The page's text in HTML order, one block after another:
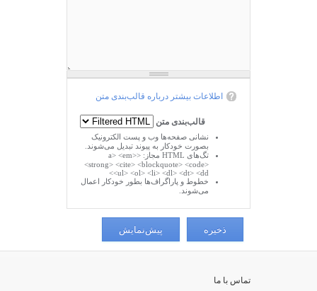
اطلاعات بیشتر درباره قالب‌بندی متن
قالب‌بندی متن
نشانی صفحه‌ها وب و پست الکترونیک
بصورت خودکار به پیوند تبدیل می‌شوند.
تگ‌های HTML مجاز: <a> <em>
<strong> <cite> <blockquote> <code>
<ul> <ol> <li> <dl> <dt> <dd>
خطوط و پاراگراف‌ها بطور خودکار اعمال
می‌شوند.
تماس با ما